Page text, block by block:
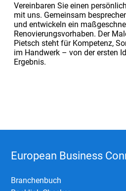
Vereinbaren Sie einen
mit uns. Gemeinsam
und entwickeln ein
Renovierungsvorhaben. Der
Pietsch steht für Kompetenz,
im Handwerk – von der ersten
Ergebnis.
European Business
Branchenbuch